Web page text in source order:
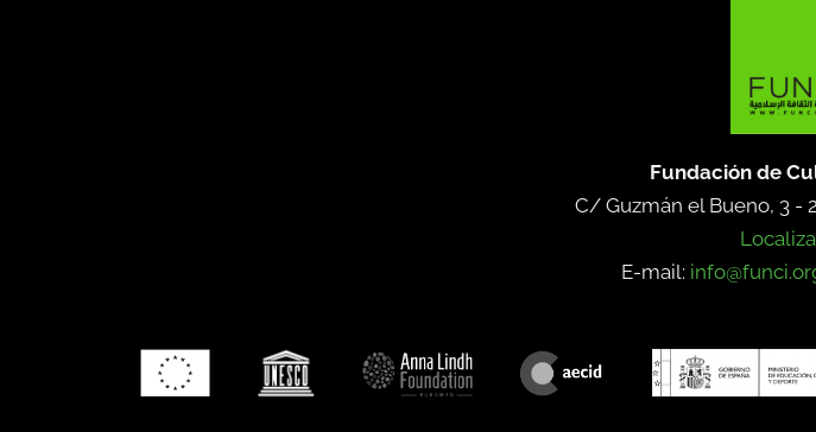
Fundación de
C/ Guzmán el Bueno, 3 -
E-mail: